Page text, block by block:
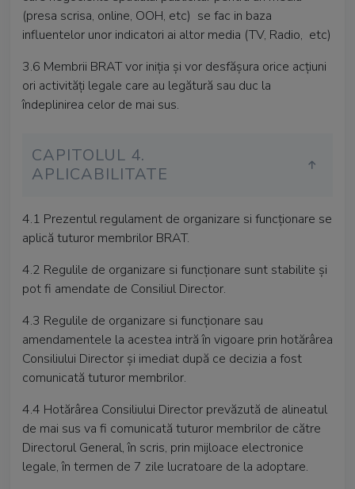
(presa scrisa, online, OOH, etc) se fac in baza
influentelor unor indicatori ai altor media (TV, Radio, etc)
3.6 Membrii BRAT vor iniţia şi vor desfăşura orice acţiuni
ori activităţi legale care au legătură sau duc la
îndeplinirea celor de mai sus.
CAPITOLUL 4.
APLICABILITATE
4.1 Prezentul regulament de organizare si funcţionare se
aplică tuturor membrilor BRAT.
4.2 Regulile de organizare si funcţionare sunt stabilite şi
pot fi amendate de Consiliul Director.
4.3 Regulile de organizare si funcţionare sau
amendamentele la acestea intră în vigoare prin hotărârea
Consiliului Director şi imediat după ce decizia a fost
comunicată tuturor membrilor.
4.4 Hotărârea Consiliului Director prevăzută de alineatul
de mai sus va fi comunicată tuturor membrilor de către
Directorul General, în scris, prin mijloace electronice
legale, în termen de 7 zile lucratoare de la adoptare.